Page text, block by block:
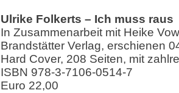
Ulrike Folkerts – Ich muss raus
In Zusammenarbeit mit Heike
Brandstätter Verlag, erschienen
Hard Cover, 208 Seiten, mit
ISBN 978-3-7106-0514-7
Euro 22,00